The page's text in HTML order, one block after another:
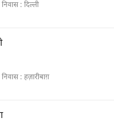
निवास : दिल्ली
निवास : हज़ारीबाग़